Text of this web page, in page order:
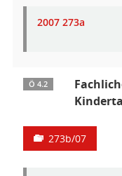
2007 273a
Ö 4.2
273b/07